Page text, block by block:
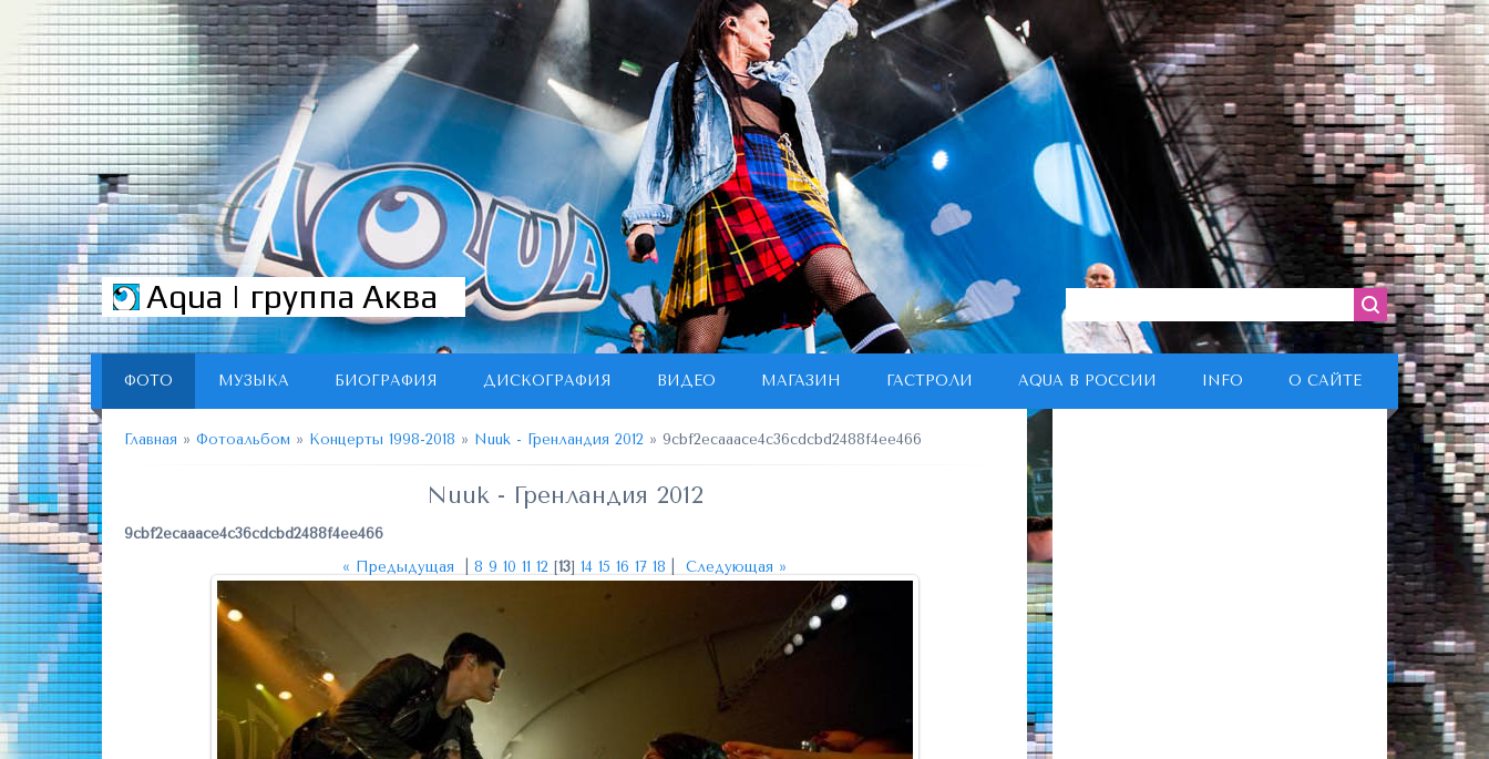
Aqua | группа Аква
ФОТО МУЗЫКА БИОГРАФИЯ ДИСКОГРАФИЯ ВИДЕО МАГАЗИН ГАСТРОЛИ AQUA В РОССИИ INFO О САЙТЕ
Главная » Фотоальбом » Концерты 1998-2018 » Nuuk - Гренландия 2012 » 9cbf2ecaaace4c36cdcbd2488f4ee466
Nuuk - Гренландия 2012
9cbf2ecaaace4c36cdcbd2488f4ee466
« Предыдущая |8 9 10 11 12 [13]14 15 16 17 18 |Следующая »